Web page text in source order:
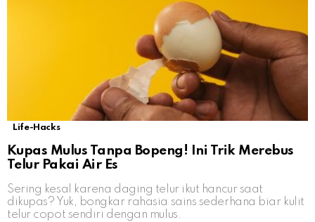
Life-Hacks
Kupas Mulus Tanpa Bopeng! Ini Trik Merebus
Telur Pakai Air Es
Sering kesal karena daging telur ikut hancur saat
dikupas? Yuk, bongkar rahasia sains sederhana biar kulit
telur copot sendiri dengan mulus.